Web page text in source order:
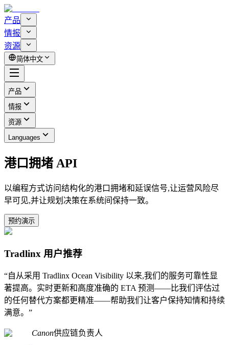
产品
情报
资源
简体中文
产品
情报
资源
Languages
港口拥堵 API
以编程方式访问结构化的港口拥堵和延误信号,让运营风险尽
早可见,并让规划决策在系统间保持一致。
预约演示
Tradlinx 用户推荐
“自从采用 Tradlinx Ocean Visibility 以来,我们的服务可靠性显
著提高。实时更新和高度准确的 ETA 预测——比我们评估过
的任何替代方案都更精准——帮助我们让客户保持知情和持续
满意。”
Canon供应链负责人